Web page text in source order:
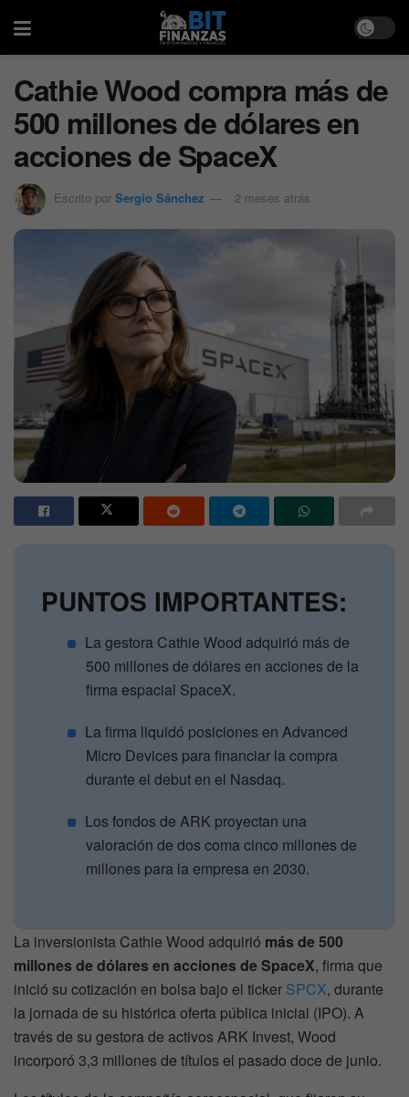
Cathie Wood compra más de
500 millones de dólares en
acciones de SpaceX
Escrito por Sergio Sánchez 2 meses atrás
PUNTOS IMPORTANTES:
La gestora Cathie Wood adquirió más de
500 millones de dólares en acciones de la
firma espacial SpaceX.
La firma liquidó posiciones en Advanced
Micro Devices para financiar la compra
durante el debut en el Nasdaq.
Los fondos de ARK proyectan una
valoración de dos coma cinco millones de
millones para la empresa en 2030.
La inversionista Cathie Wood adquirió más de 500
millones de dólares en acciones de SpaceX, firma que
inició su cotización en bolsa bajo el ticker SPCX, durante
la jornada de su histórica oferta pública inicial (IPO). A
través de su gestora de activos ARK Invest, Wood
incorporó 3,3 millones de títulos el pasado doce de junio.